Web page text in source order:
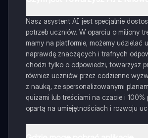
Nasz asystent AI jest specjalnie
potrzeb uczniów. W oparciu o miliony
mamy na platformie, możemy udzielać
naprawdę znaczących i trafnych
chodzi tylko o odpowiedzi, towarzysz
również uczniów przez codzienne
z nauką, ze spersonalizowanymi
quizami lub treściami na czacie i 100%
opartą na umiejętnościach i rozwoju